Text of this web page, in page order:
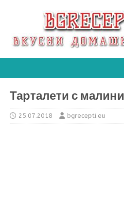
Тарталети с малини
25.07.2018 bgrecepti.eu